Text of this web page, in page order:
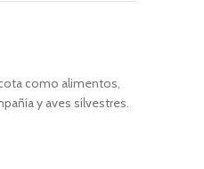
como alimentos,
y aves silvestres.